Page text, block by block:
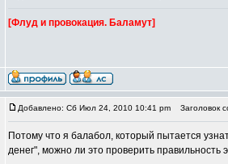
[Флуд и провокация. Баламут]
Добавлено: Сб Июл 24, 2010 10:41 pm Заголовок
Потому что я балабол, который пытается
денег", можно ли это проверить правильность